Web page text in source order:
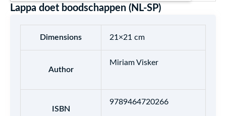
Lappa doet boodschappen (NL-SP)
Dimensions 21×21 cm
Author
Miriam Visker
ISBN
9789464720266